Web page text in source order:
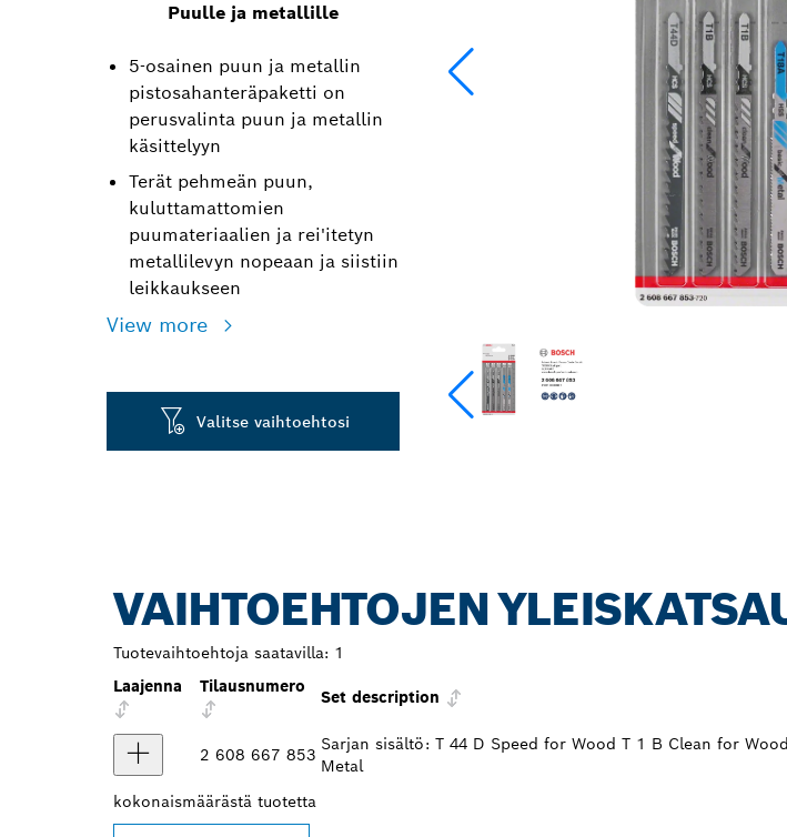
Puulle ja metallille
5-osainen puun ja metallin
pistosahanteräpaketti on
perusvalinta puun ja metallin
käsittelyyn
Terät pehmeän puun,
kuluttamattomien
puumateriaalien ja rei'itetyn
metallilevyn nopeaan ja siistiin
leikkaukseen
View more
Valitse vaihtoehtosi
VAIHTOEHTOJEN
Tuotevaihtoehtoja saatavilla: 1
Laajenna
Tilausnumero
Set description
2 608 667 853
Sarjan sisältö: T 44 D Speed for Wood T 1 B Clean for
Metal
kokonaismäärästä tuotetta